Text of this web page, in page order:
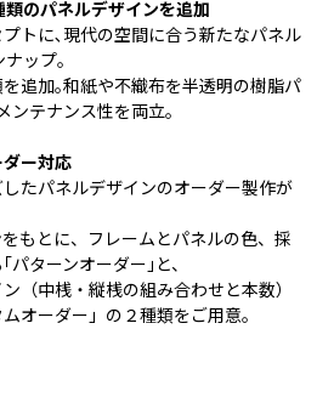
のパネルデザインを追加
トに､現代の空間に合う新たなパネル
ップ。
追加｡和紙や不織布を半透明の樹脂パ
ンテナンス性を両立｡
ー対応
たパネルデザインのオーダー製作が
もとに、フレームとパネルの色、採
ターンオーダー｣と、
（中桟・縦桟の組み合わせと本数）
オーダー」の２種類をご用意。